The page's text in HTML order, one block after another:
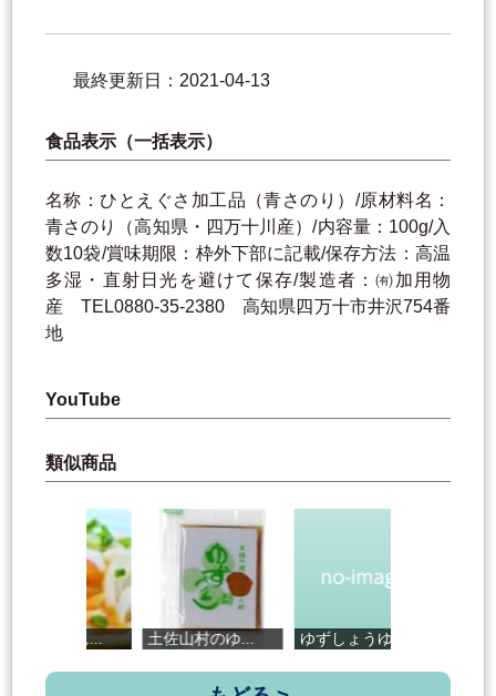
最終更新日：2021-04-13
食品表示（一括表示）
名称：ひとえぐさ加工品（青さのり）/原材料名：
青さのり（高知県・四万十川産）/内容量：100g/入
数10袋/賞味期限：枠外下部に記載/保存方法：高温
多湿・直射日光を避けて保存/製造者：㈲加用物
産 TEL0880-35-2380 高知県四万十市井沢754番
地
YouTube
類似商品
土佐山村のゆ... ゆずしょうゆ... ホテルシェフ...